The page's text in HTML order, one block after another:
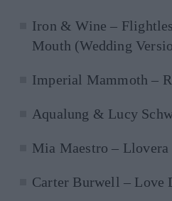
Iron & Wine –
Mouth (Wedding
Imperial Mammoth –
Aqualung & Lucy
Mia Maestro – Llovera
Carter Burwell – Love